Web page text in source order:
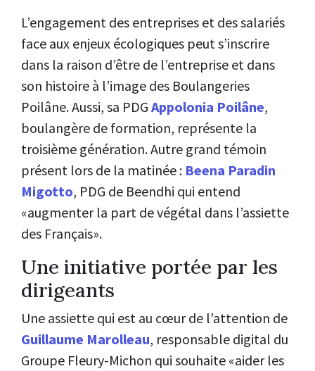
L’engagement des entreprises et des salariés
face aux enjeux écologiques peut s’inscrire
dans la raison d’être de l’entreprise et dans
son histoire à l’image des Boulangeries
Poilâne. Aussi, sa PDG Appolonia Poilâne,
boulangère de formation, représente la
troisième génération. Autre grand témoin
présent lors de la matinée : Beena Paradin
Migotto, PDG de Beendhi qui entend
«augmenter la part de végétal dans l’assiette
des Français».
Une initiative portée par les
dirigeants
Une assiette qui est au cœur de l’attention de
Guillaume Marolleau, responsable digital du
Groupe Fleury-Michon qui souhaite «aider les